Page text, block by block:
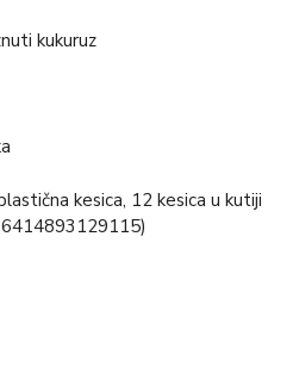
kukuruz
kesica, 12 kesica u kutiji